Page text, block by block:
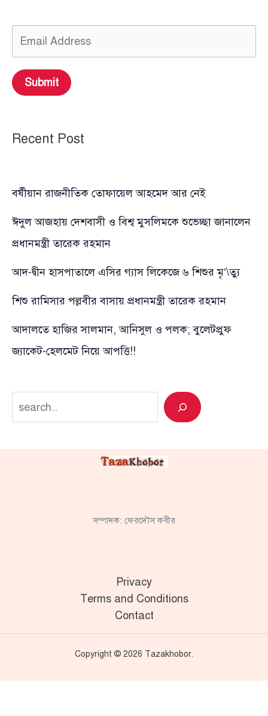
Submit
Recent Post
বর্ষীয়ান রাজনীতিক তোফায়েল আহমেদ আর নেই
ঈদুল আজহায় দেশবাসী ও বিশ্ব মুসলিমকে শুভেচ্ছা জানালেন
প্রধানমন্ত্রী তারেক রহমান
আদ-দ্বীন হাসপাতালে এসির গ্যাস লিকেজে ৬ শিশুর মৃ’\ত্যু
শিশু রামিসার পল্লবীর বাসায় প্রধানমন্ত্রী তারেক রহমান
আদালতে হাজির সালমান, আনিসুল ও পলক; বুলেটপ্রুফ
জ্যাকেট-হেলমেট নিয়ে আপত্তি!!
Search
সম্পাদক: ফেরদৌস কবীর
Privacy
Terms and Conditions
Contact
Copyright © 2026 Tazakhobor.